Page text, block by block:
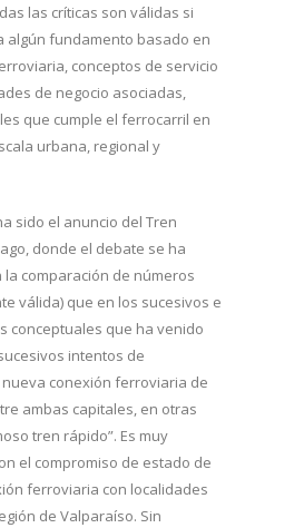
las críticas son válidas si
algún fundamento basado en
conceptos de servicio
de negocio asociadas,
que cumple el ferrocarril en
urbana, regional y
sido el anuncio del Tren
donde el debate se ha
la comparación de números
válida) que en los sucesivos e
conceptuales que ha venido
intentos de
conexión ferroviaria de
ambas capitales, en otras
tren rápido”. Es muy
el compromiso de estado de
ferroviaria con localidades
de Valparaíso. Sin